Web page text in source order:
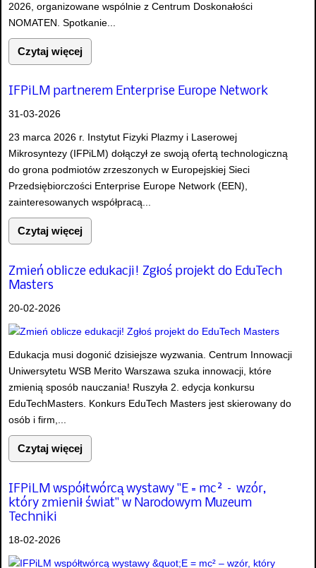
2026, organizowane wspólnie z Centrum Doskonałości
NOMATEN. Spotkanie...
Czytaj więcej
IFPiLM partnerem Enterprise Europe Network
31-03-2026
23 marca 2026 r. Instytut Fizyki Plazmy i Laserowej
Mikrosyntezy (IFPiLM) dołączył ze swoją ofertą technologiczną
do grona podmiotów zrzeszonych w Europejskiej Sieci
Przedsiębiorczości Enterprise Europe Network (EEN),
zainteresowanych współpracą...
Czytaj więcej
Zmień oblicze edukacji! Zgłoś projekt do EduTech
Masters
20-02-2026
Edukacja musi dogonić dzisiejsze wyzwania. Centrum Innowacji
Uniwersytetu WSB Merito Warszawa szuka innowacji, które
zmienią sposób nauczania! Ruszyła 2. edycja konkursu
EduTechMasters. Konkurs EduTech Masters jest skierowany do
osób i firm,...
Czytaj więcej
IFPiLM współtwórcą wystawy "E = mc² – wzór,
który zmienił świat" w Narodowym Muzeum
Techniki
18-02-2026